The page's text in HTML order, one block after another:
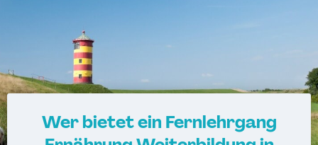
Wer bietet ein Fernlehrgang